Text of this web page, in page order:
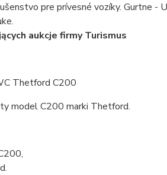
pre prívesné vozíky. Gurtne -
aukcje firmy Turismus
Thetford C200
model C200 marki Thetford.